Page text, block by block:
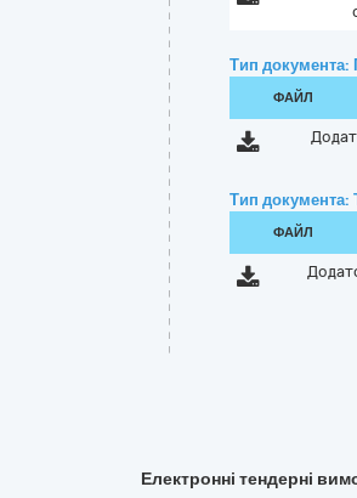
Тип документа:
ФАЙЛ
Тип документа:
ФАЙЛ
Електронні тендерні